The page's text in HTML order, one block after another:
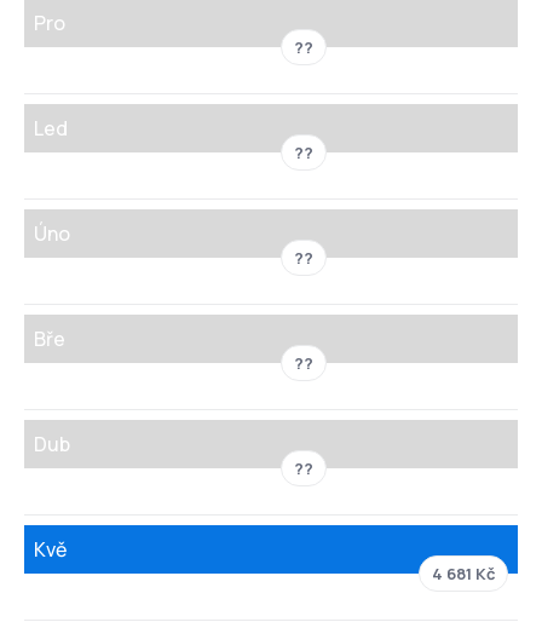
Pro
??
Led
??
Úno
??
Bře
??
Dub
??
Kvě
4 681 Kč